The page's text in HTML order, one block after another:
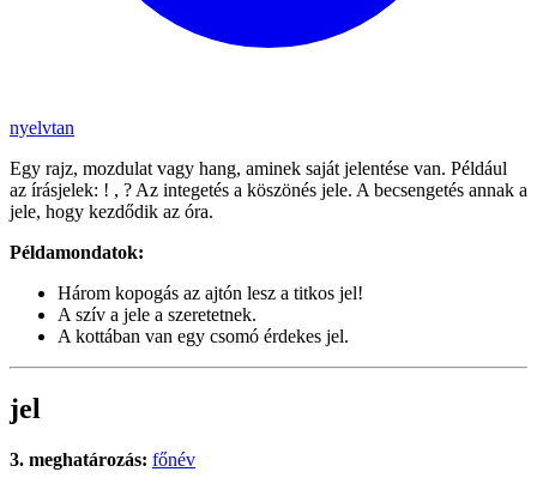
nyelvtan
Egy rajz, mozdulat vagy hang, aminek saját jelentése van. Például
az írásjelek: ! , ? Az integetés a köszönés jele. A becsengetés annak a
jele, hogy kezdődik az óra.
Példamondatok:
Három kopogás az ajtón lesz a titkos jel!
A szív a jele a szeretetnek.
A kottában van egy csomó érdekes jel.
jel
3. meghatározás: főnév